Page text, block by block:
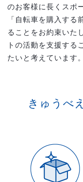
のお客様に長くスポ
「自転車を購入す
ることをお約束いた
トの活動を支援する
たいと考えています。
きゅうべ